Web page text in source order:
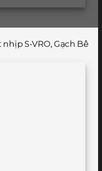
S-VRO, Gạch Bê